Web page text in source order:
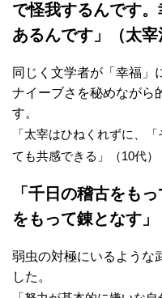
で怪我するんです
あるんです」（太宰
同じく文学者が「幸福」
ナイーブさを秘めながら
す。
「太宰はひねくれずに、
ても共感できる」（10代）
「千日の稽古をも
をもって錬となす」
弱虫の対極にいるような
した。